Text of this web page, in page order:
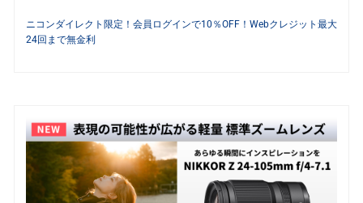
ニコンダイレクト限定！会員ログインで10％OFF！Webクレジット最大
24回まで無金利